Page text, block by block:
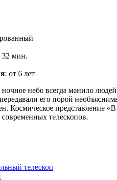
32 мин.
: от 6 лет
небо всегда манило
его порой
Космическое представление
телескопов.
телескоп